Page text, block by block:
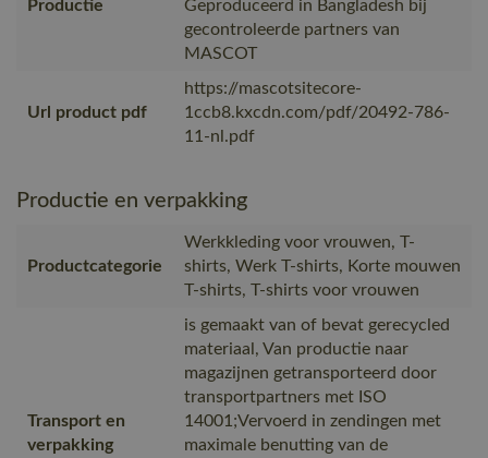
Productie
Geproduceerd in Bangladesh bij
gecontroleerde partners van
MASCOT
Url product pdf
https://mascotsitecore-
1ccb8.kxcdn.com/pdf/20492-786-
11-nl.pdf
Productie en verpakking
Productcategorie
Werkkleding voor vrouwen, T-
shirts, Werk T-shirts, Korte mouwen
T-shirts, T-shirts voor vrouwen
Transport en
verpakking
is gemaakt van of bevat gerecycled
materiaal, Van productie naar
magazijnen getransporteerd door
transportpartners met ISO
14001;Vervoerd in zendingen met
maximale benutting van de